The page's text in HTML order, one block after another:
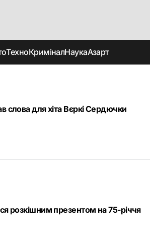
ТехноКриміналНаукаАзарт
слова для хіта Вєркі Сердючки
розкішним презентом на 75-річчя